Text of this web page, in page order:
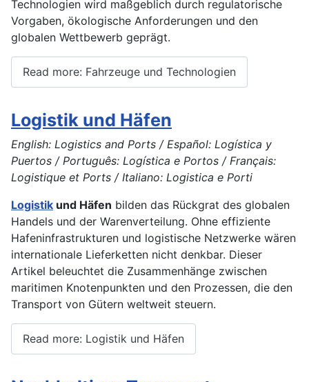
Technologien wird maßgeblich durch regulatorische
Vorgaben, ökologische Anforderungen und den
globalen Wettbewerb geprägt.
Read more: Fahrzeuge und Technologien
Logistik und Häfen
English: Logistics and Ports / Español: Logística y
Puertos / Português: Logística e Portos / Français:
Logistique et Ports / Italiano: Logistica e Porti
Logistik und Häfen bilden das Rückgrat des globalen
Handels und der Warenverteilung. Ohne effiziente
Hafeninfrastrukturen und logistische Netzwerke wären
internationale Lieferketten nicht denkbar. Dieser
Artikel beleuchtet die Zusammenhänge zwischen
maritimen Knotenpunkten und den Prozessen, die den
Transport von Gütern weltweit steuern.
Read more: Logistik und Häfen